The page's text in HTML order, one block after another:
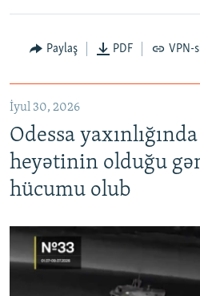
Paylaş PDF VPN-
İyul 30, 2026
Odessa
heyətinin olduğu
hücumu olub